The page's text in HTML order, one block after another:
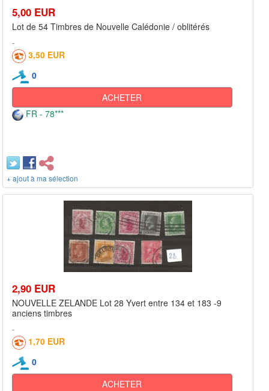
5,00 EUR
Lot de 54 Timbres de Nouvelle Calédonie / oblitérés
3,50 EUR
0
ACHETER
FR - 78***
+ ajout à ma sélection
2,90 EUR
NOUVELLE ZELANDE Lot 28 Yvert entre 134 et 183 -9
anciens timbres
1,70 EUR
0
ACHETER